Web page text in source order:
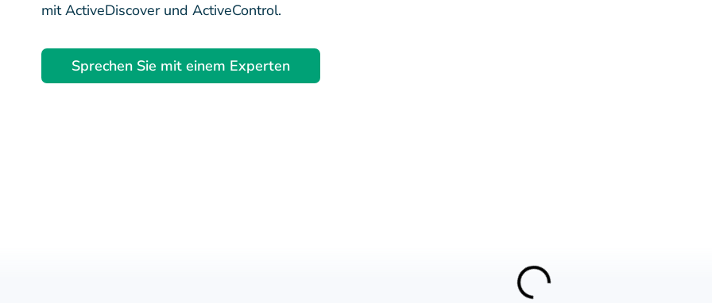
mit ActiveDiscover und ActiveControl.
Sprechen Sie mit einem Experten